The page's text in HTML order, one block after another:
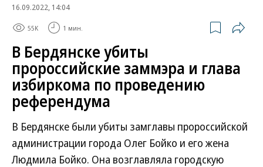
16.09.2022, 14:04
55K 1 мин.
В Бердянске убиты
пророссийские заммэра и глава
избиркома по проведению
референдума
В Бердянске были убиты замглавы пророссийской
администрации города Олег Бойко и его жена
Людмила Бойко. Она возглавляла городскую